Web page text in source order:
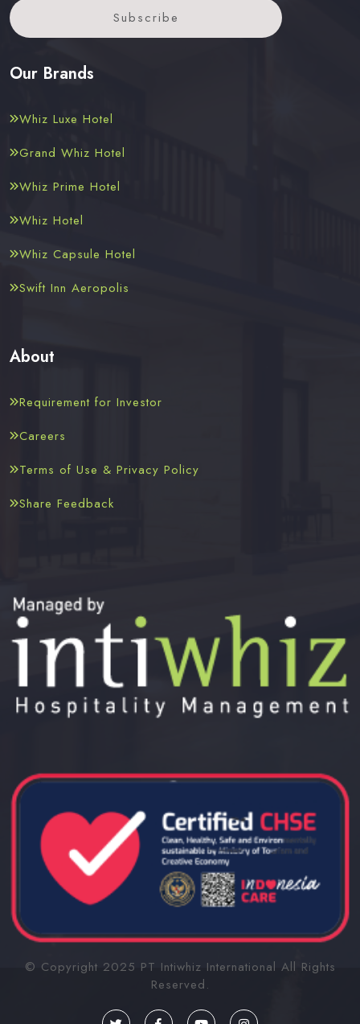
Subscribe
Our Brands
Whiz Luxe Hotel
Grand Whiz Hotel
Whiz Prime Hotel
Whiz Hotel
Whiz Capsule Hotel
Swift Inn Aeropolis
About
Requirement for Investor
Careers
Terms of Use & Privacy Policy
Share Feedback
© Copyright 2025 PT Intiwhiz International All Rights
Reserved.